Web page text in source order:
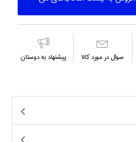
سوال در مورد كالا پیشنهاد به دوستان